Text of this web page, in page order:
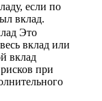
если по
вклад.
Это
вклад или
вклад
при